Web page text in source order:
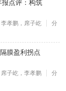
点评：构筑
孝鹏，席子屹
分
膜盈利拐点
子屹，李孝鹏
分